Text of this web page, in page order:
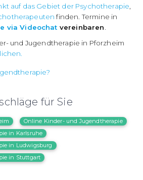
auf das Gebiet der Psychotherapie
finden. Termine in
via Videochat vereinbaren
und Jugendtherapie in Pforzheim
für Sie
Online Kinder- und Jugendtherapie
in Karlsruhe
in Ludwigsburg
in Stuttgart